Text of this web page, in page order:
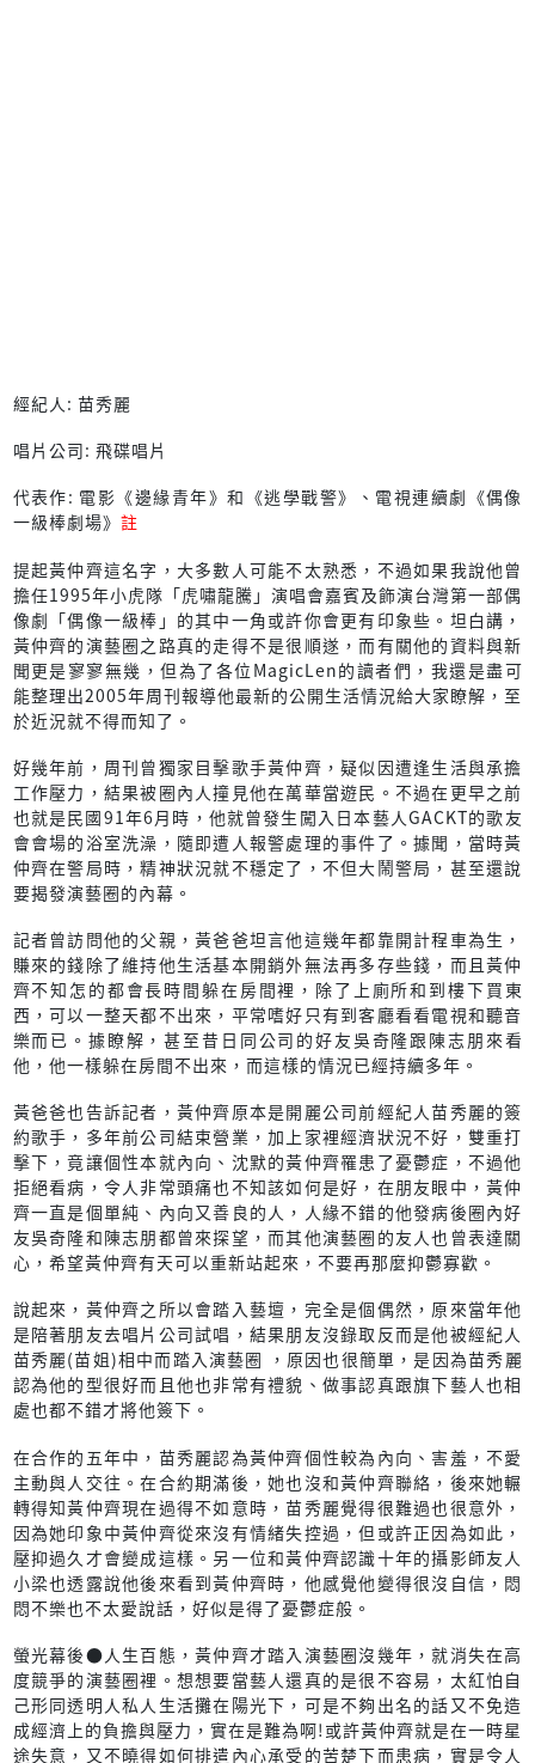
經紀人: 苗秀麗
唱片公司: 飛碟唱片
代表作: 電影《邊緣青年》和《逃學戰警》、電視連續劇《偶像
一級棒劇場》 註
提起黃仲齊這名字，大多數人可能不太熟悉，不過如果我說他曾
擔任1995年小虎隊「虎嘯龍騰」演唱會嘉賓及飾演台灣第一部偶
像劇「偶像一級棒」的其中一角或許你會更有印象些。坦白講，
黃仲齊的演藝圈之路真的走得不是很順遂，而有關他的資料與新
聞更是寥寥無幾，但為了各位MagicLen的讀者們，我還是盡可
能整理出2005年周刊報導他最新的公開生活情況給大家瞭解，至
於近況就不得而知了。
好幾年前，周刊曾獨家目擊歌手黃仲齊，疑似因遭逢生活與承擔
工作壓力，結果被圈內人撞見他在萬華當遊民。不過在更早之前
也就是民國91年6月時，他就曾發生闖入日本藝人GACKT的歌友
會會場的浴室洗澡，隨即遭人報警處理的事件了。據聞，當時黃
仲齊在警局時，精神狀況就不穩定了，不但大鬧警局，甚至還說
要揭發演藝圈的內幕。
記者曾訪問他的父親，黃爸爸坦言他這幾年都靠開計程車為生，
賺來的錢除了維持他生活基本開銷外無法再多存些錢，而且黃仲
齊不知怎的都會長時間躲在房間裡，除了上廁所和到樓下買東
西，可以一整天都不出來，平常嗜好只有到客廳看看電視和聽音
樂而已。據瞭解，甚至昔日同公司的好友吳奇隆跟陳志朋來看
他，他一樣躲在房間不出來，而這樣的情況已經持續多年。
黃爸爸也告訴記者，黃仲齊原本是開麗公司前經紀人苗秀麗的簽
約歌手，多年前公司結束營業，加上家裡經濟狀況不好，雙重打
擊下，竟讓個性本就內向、沈默的黃仲齊罹患了憂鬱症，不過他
拒絕看病，令人非常頭痛也不知該如何是好，在朋友眼中，黃仲
齊一直是個單純、內向又善良的人，人緣不錯的他發病後圈內好
友吳奇隆和陳志朋都曾來探望，而其他演藝圈的友人也曾表達關
心，希望黃仲齊有天可以重新站起來，不要再那麼抑鬱寡歡。
說起來，黃仲齊之所以會踏入藝壇，完全是個偶然，原來當年他
是陪著朋友去唱片公司試唱，結果朋友沒錄取反而是他被經紀人
苗秀麗(苗姐)相中而踏入演藝圈 ，原因也很簡單，是因為苗秀麗
認為他的型很好而且他也非常有禮貌、做事認真跟旗下藝人也相
處也都不錯才將他簽下。
在合作的五年中，苗秀麗認為黃仲齊個性較為內向、害羞，不愛
主動與人交往。在合約期滿後，她也沒和黃仲齊聯絡，後來她輾
轉得知黃仲齊現在過得不如意時，苗秀麗覺得很難過也很意外，
因為她印象中黃仲齊從來沒有情緒失控過，但或許正因為如此，
壓抑過久才會變成這樣。另一位和黃仲齊認識十年的攝影師友人
小梁也透露說他後來看到黃仲齊時，他感覺他變得很沒自信，悶
悶不樂也不太愛說話，好似是得了憂鬱症般。
螢光幕後●人生百態，黃仲齊才踏入演藝圈沒幾年，就消失在高
度競爭的演藝圈裡。想想要當藝人還真的是很不容易，太紅怕自
己形同透明人私人生活攤在陽光下，可是不夠出名的話又不免造
成經濟上的負擔與壓力，實在是難為啊!或許黃仲齊就是在一時星
途失意，又不曉得如何排遣內心承受的苦楚下而患病，實是令人